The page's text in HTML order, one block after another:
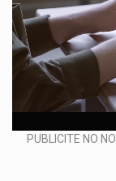
PUBLICITE NO